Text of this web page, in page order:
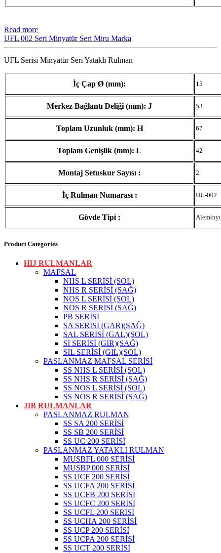
Read more
UFL 002 Seri Minyatür Seri Miru Marka
UFL Serisi Minyatür Seri Yataklı Rulman
İç Çap Ø (mm): 15
Merkez Bağlantı Deliği (mm): J 53
Toplam Uzunluk (mm): H 67
Toplam Genişlik (mm): L 42
Montaj Setuskur Sayısı : 2
İç Rulman Numarası : UU-002
Gövde Tipi :
Product Categories
HIJ RULMANLAR
MAFSAL
NHS L SERİSİ (SOL)
NHS R SERİSİ (SAĞ)
NOS L SERİSİ (SOL)
NOS R SERİSİ (SAĞ)
PB SERİSİ
SA SERİSİ (GAR)(SAĞ)
SAL SERİSİ (GAL)(SOL)
SI SERİSİ (GIR)(SAĞ)
SIL SERİSİ (GIL)(SOL)
PASLANMAZ MAFSAL SERİSİ
SS NHS L SERİSİ (SOL)
SS NHS R SERİSİ (SAĞ)
SS NOS L SERİSİ (SOL)
SS NOS R SERİSİ (SAĞ)
JIB RULMANLAR
PASLANMAZ RULMAN
SS SA 200 SERİSİ
SS SB 200 SERİSİ
SS UC 200 SERİSİ
PASLANMAZ YATAKLI RULMAN
MUSBFL 000 SERİSİ
MUSBP 000 SERİSİ
SS UCF 200 SERİSİ
SS UCFA 200 SERİSİ
SS UCFB 200 SERİSİ
SS UCFC 200 SERİSİ
SS UCFL 200 SERİSİ
SS UCHA 200 SERİSİ
SS UCP 200 SERİSİ
SS UCPA 200 SERİSİ
SS UCT 200 SERİSİ